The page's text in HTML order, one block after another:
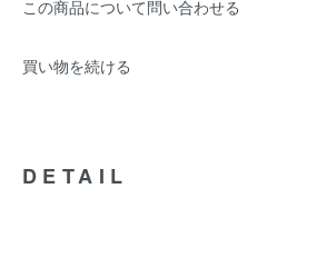
この商品について問い合わせる
買い物を続ける
DETAIL